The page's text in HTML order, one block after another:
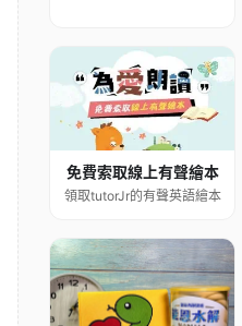
免費索取線上有聲繪本
領取tutorJr的有聲英語繪本